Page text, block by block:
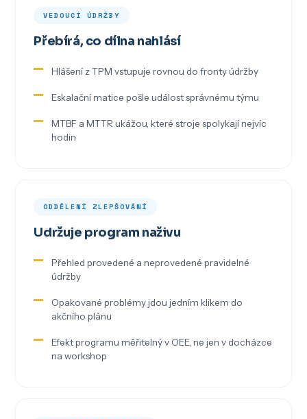
VEDOUCÍ ÚDRŽBY
Přebírá, co dílna nahlásí
Hlášení z TPM vstupuje rovnou do fronty údržby
Eskalační matice pošle událost správnému týmu
MTBF a MTTR ukážou, které stroje spolykají nejvíc
hodin
ODDĚLENÍ ZLEPŠOVÁNÍ
Udržuje program naživu
Přehled provedené a neprovedené pravidelné
údržby
Opakované problémy jdou jedním klikem do
akčního plánu
Efekt programu měřitelný v OEE, ne jen v docházce
na workshop